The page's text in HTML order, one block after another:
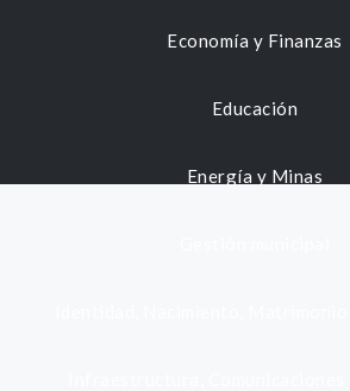
Economía y Finanzas
Educación
Energía y Minas